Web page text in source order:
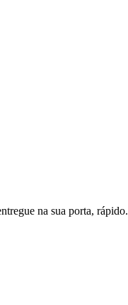
na sua porta, rápido.